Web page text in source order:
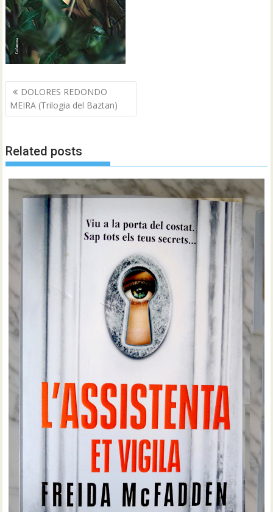
Navegació
d'entrades
DOLORES REDONDO
MEIRA (Trilogia del Baztan)
Related posts